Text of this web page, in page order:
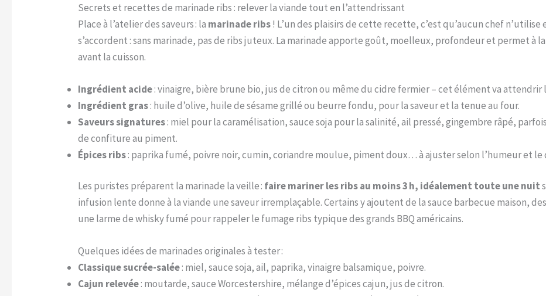
Secrets et recettes de marinade ribs : relever la viande tout en l’attendrissant
Place à l’atelier des saveurs : la marinade ribs! L’un des plaisirs de cette recette, c’est qu’aucun chef
s’accordent : sans marinade, pas de ribs juteux. La marinade apporte goût, moelleux, profondeur et permet à
avant la cuisson.
Ingrédient acide: vinaigre, bière brune bio, jus de citron ou même du cidre fermier – cet élément va attendrir
Ingrédient gras: huile d’olive, huile de sésame grillé ou beurre fondu, pour la saveur et la tenue au four.
Saveurs signatures: miel pour la caramélisation, sauce soja pour la salinité, ail pressé, gingembre râpé,
de confiture au piment.
Épices ribs: paprika fumé, poivre noir, cumin, coriandre moulue, piment doux… à ajuster selon l’humeur et
Les puristes préparent la marinade la veille : faire mariner les ribs au moins 3 h, idéalement toute une nuit
infusion lente donne à la viande une saveur irremplaçable. Certains y ajoutent de la sauce barbecue maison,
une larme de whisky fumé pour rappeler le fumage ribs typique des grands BBQ américains.
Quelques idées de marinades originales à tester :
Classique sucrée-salée: miel, sauce soja, ail, paprika, vinaigre balsamique, poivre.
Cajun relevée: moutarde, sauce Worcestershire, mélange d’épices cajun, jus de citron.